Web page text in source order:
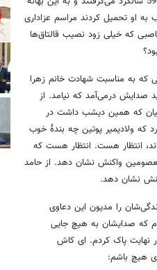
به او تحمیل کردند مراسم عزاداری
که خیلی زود نصیب قالتاق‌ها
که به مناسبت شهادت خانم زهرا
صدایش درمی‌آمد که نیامد. از
که همین دیشب داشت در
که ولادیمیر پوتین چه بندۀ خوب
انتظار هست. انتظار هست که
واکنش نشان دهد. از حامد
نشان دهد.
را مدیون این دعاوی
که صدایشان به هیچ جایی
نهایت پاک کردم. ای کاش
هیچ باشم: